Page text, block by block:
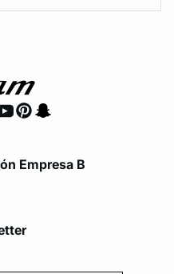
Empresa B